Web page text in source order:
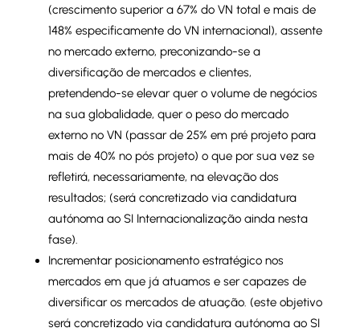
(crescimento superior a 67% do VN total e mais de
148% especificamente do VN internacional), assente
no mercado externo, preconizando-se a
diversificação de mercados e clientes,
pretendendo-se elevar quer o volume de negócios
na sua globalidade, quer o peso do mercado
externo no VN (passar de 25% em pré projeto para
mais de 40% no pós projeto) o que por sua vez se
refletirá, necessariamente, na elevação dos
resultados; (será concretizado via candidatura
autónoma ao SI Internacionalização ainda nesta
fase).
Incrementar posicionamento estratégico nos
mercados em que já atuamos e ser capazes de
diversificar os mercados de atuação. (este objetivo
será concretizado via candidatura autónoma ao SI